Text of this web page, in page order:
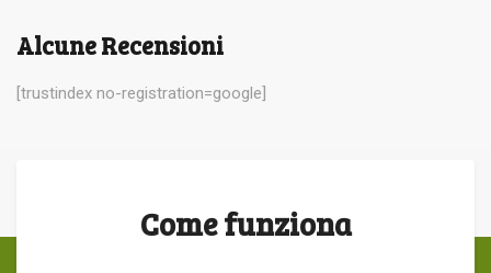
Alcune Recensioni
[trustindex no-registration=google]
Come funziona